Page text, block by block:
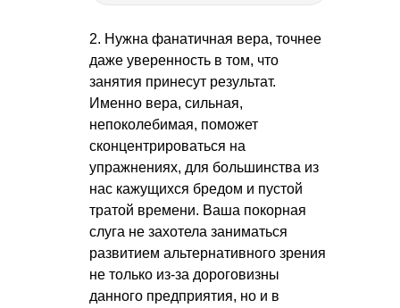
2. Нужна фанатичная вера, точнее
даже уверенность в том, что
занятия принесут результат.
Именно вера, сильная,
непоколебимая, поможет
сконцентрироваться на
упражнениях, для большинства из
нас кажущихся бредом и пустой
тратой времени. Ваша покорная
слуга не захотела заниматься
развитием альтернативного зрения
не только из-за дороговизны
данного предприятия, но и в